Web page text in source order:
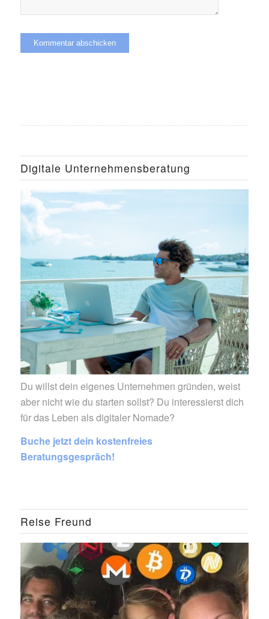
Digitale Unternehmensberatung
Du willst dein eigenes Unternehmen gründen, weist
aber nicht wie du starten sollst? Du interessierst dich
für das Leben als digitaler Nomade?
Buche jetzt dein kostenfreies
Beratungsgespräch!
Reise Freund